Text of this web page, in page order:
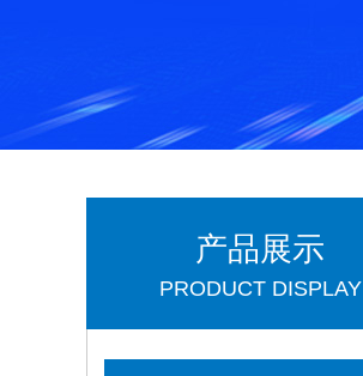
产品展示
PRODUCT DISPLAY